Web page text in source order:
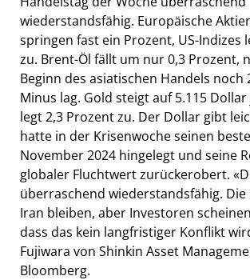
wiederstandsfähig. Europäische
springen fast ein Prozent, US-Indizes
zu. Brent-Öl fällt um nur 0,3 Prozent,
Beginn des asiatischen Handels noch
Minus lag. Gold steigt auf 5.115
legt 2,3 Prozent zu. Der Dollar gibt
hatte in der Krisenwoche seinen
November 2024 hingelegt und seine
globaler Fluchtwert zurückerobert.
überraschend wiederstandsfähig. Die
Iran bleiben, aber Investoren
dass das kein langfristiger Konflikt
Fujiwara von Shinkin Asset
Bloomberg.